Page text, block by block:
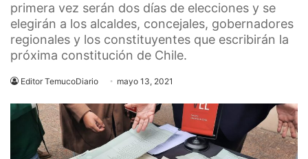
primera vez serán dos días de elecciones y se
elegirán a los alcaldes, concejales, gobernadores
regionales y los constituyentes que escribirán la
próxima constitución de Chile.
Editor TemucoDiario mayo 13, 2021